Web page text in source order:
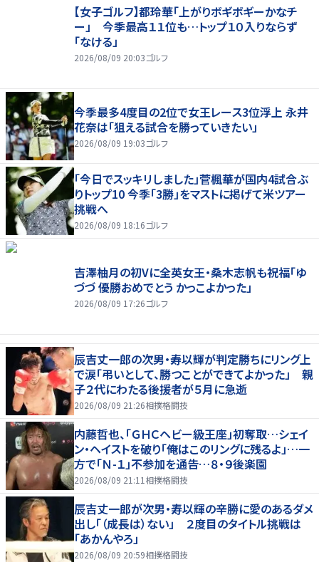
【女子ゴルフ】都玲華「上がりボギボギーかなチ
ー」 今季最高１１位も…トップ１０入りならず
「なける」
2026/08/09 20:03ゴルフ
今季最多4度目の2位で女王レース3位浮上 永井
花奈は「狙える試合を勝っていきたい」
2026/08/09 19:03ゴルフ
「今日でスッキリしました」菅楓華が国内4試合ぶ
りトップ10 今季「3勝」をマストに掲げて米ツアー
挑戦へ
2026/08/09 18:16ゴルフ
吉澤柚月の初Vに全英女王・桑木志帆も祝福「ゆ
づづ 優勝おめでとう かっこよかった」
2026/08/09 17:26ゴルフ
辰吉丈一郎の次男・寿以輝が判定勝ちにリング上
で涙「弔いとして、勝つことができてよかった」 親
子２代にわたる後援者が５月に急逝
2026/08/09 21:26相撲格闘技
内藤哲也、「ＧＨＣヘビー級王座」初奪取…シェイ
ン・ヘイストを破り「俺はこのリングに残るよ」…一
方で「Ｎ-１」不参加を通告…８・９後楽園
2026/08/09 21:11 相撲格闘技
辰吉丈一郎が次男・寿以輝の辛勝に愛のあるダメ
出し「（成長は）ない」 ２度目のタイトル挑戦は
「あかんやろ」
2026/08/09 20:59相撲格闘技